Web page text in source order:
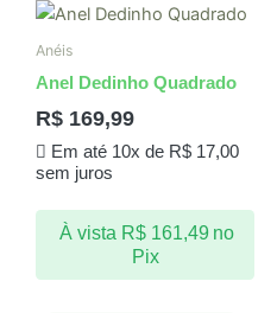
Anéis
Anel Dedinho Quadrado
R$ 169,99
Em até 10x de R$17,00
sem juros
À vista R$161,49 no
Pix